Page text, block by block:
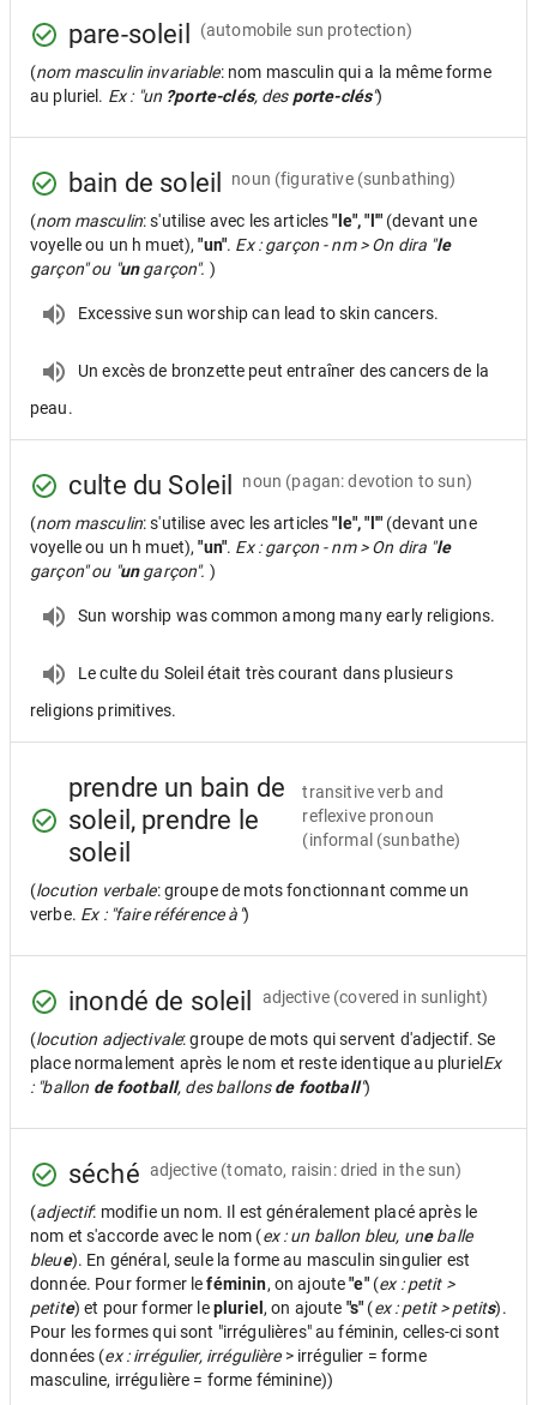
pare-soleil (automobile sun protection)
(nom masculin invariable: nom masculin qui a la même forme
au pluriel. Ex : "un ?porte-clés, des porte-clés")
bain de soleil noun (figurative (sunbathing)
(nom masculin: s'utilise avec les articles"le", "l'" (devant une
voyelle ou un h muet),"un". Ex : garçon - nm > On dira "le
garçon" ou "ungarçon". )
Excessive sun worship can lead to skin cancers.
Un excès de bronzette peut entraîner des cancers de la
peau.
culte du Soleil noun (pagan: devotion to sun)
(nom masculin: s'utilise avec les articles"le", "l'" (devant une
voyelle ou un h muet),"un". Ex : garçon - nm > On dira "le
garçon" ou "ungarçon". )
Sun worship was common among many early religions.
Le culte du Soleil était très courant dans plusieurs
religions primitives.
prendre un bain de
soleil, prendre le
soleil
transitive verb and
reflexive pronoun
(informal (sunbathe)
(locution verbale: groupe de mots fonctionnant comme un
verbe. Ex : "faire référence à")
inondé de soleil adjective (covered in sunlight)
(locution adjectivale: groupe de mots qui servent d'adjectif. Se
place normalement après le nom et reste identique au pluriel Ex
: "ballon de football, des ballonsde football")
séché adjective (tomato, raisin: dried in the sun)
(adjectif: modifie un nom. Il est généralement placé après le
nom et s'accorde avec le nom (ex : un ballon bleu, uneballe
bleue). En général, seule la forme au masculin singulier est
donnée. Pour former leféminin, on ajoute"e"(ex : petit >
petite) et pour former lepluriel , on ajoute "s" (ex : petit > petits).
Pour les formes qui sont "irrégulières" au féminin, celles-ci sont
données (ex : irrégulier, irrégulière> irrégulier = forme
masculine, irrégulière = forme féminine))